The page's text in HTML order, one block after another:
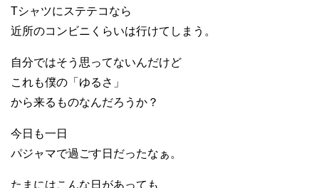
Tシャツにステテコなら
近所のコンビニくらいは行けてしまう。
自分ではそう思ってないんだけど
これも僕の「ゆるさ」
から来るものなんだろうか？
今日も一日
パジャマで過ごす日だったなぁ。
たまにはこんな日があっても